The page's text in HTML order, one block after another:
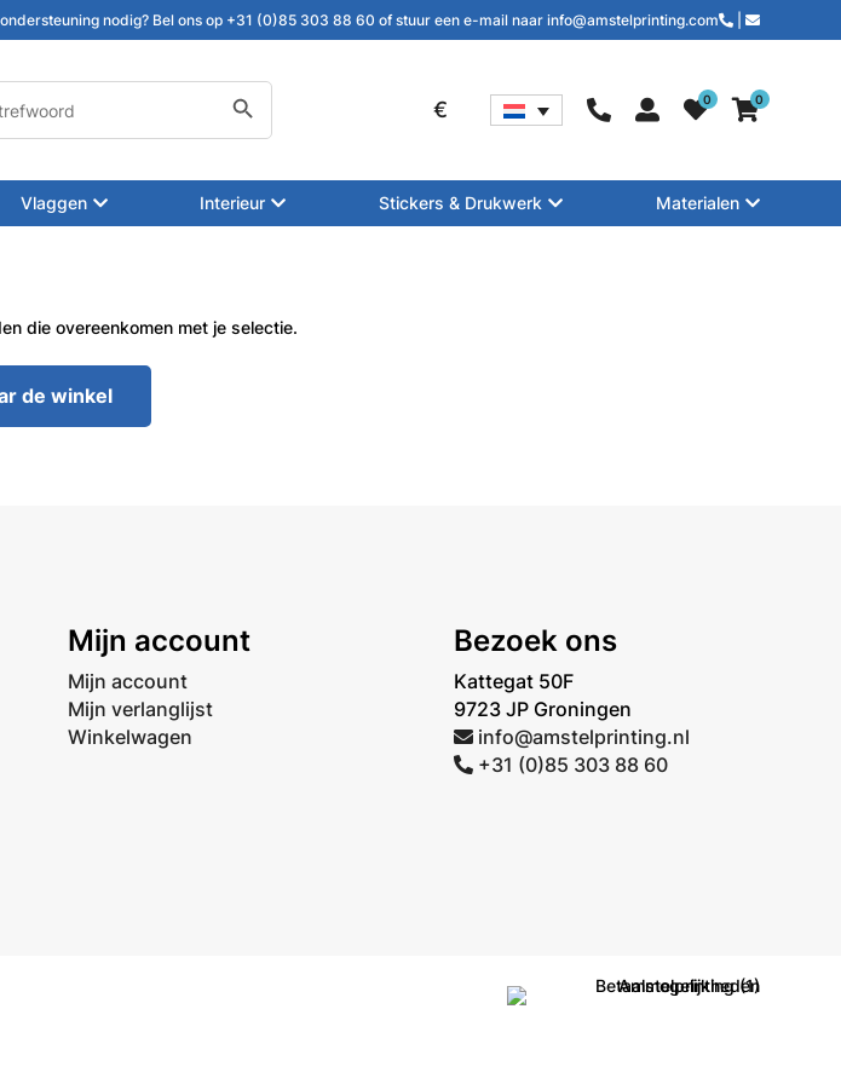
nodig? Bel ons op +31 (0)85 303 88 60 of stuur een e-mail naar info@amstelprinting.com
Zoekknop
€ 0 0
Vlaggen Interieur Stickers & Drukwerk Materialen
die overeenkomen met je selectie.
de winkel
Mijn account
Mijn account
Mijn verlanglijst
Winkelwagen
Bezoek ons
Kattegat 50F
9723 JP Groningen
info@amstelprinting.nl
+31 (0)85 303 88 60